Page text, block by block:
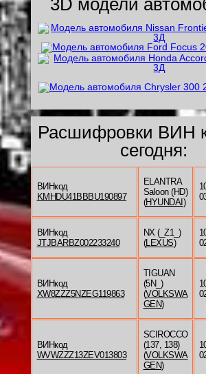
3D модели
Расшифровки ВИН
сегодня:
ВИНкод
KMHDU41BBBU190897
ELANTRA
Saloon (HD)
(HYUNDAI )
ВИНкод
JTJBARBZ002233240
NX (_Z1_)
(LEXUS)
ВИНкод
XW8ZZZ5NZEG119863
TIGUAN
(5N_)
(VOLKSWA
GEN)
ВИНкод
WVWZZZ13ZEV013803
SCIROCCO
(137, 138)
(VOLKSWA
GEN)